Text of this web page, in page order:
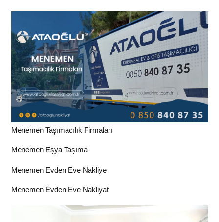
Menemen Taşımacılık Firmaları
Menemen Eşya Taşıma
Menemen Evden Eve Nakliye
Menemen Evden Eve Nakliyat